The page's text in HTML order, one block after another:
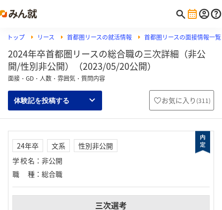
トップ リース 首都圏リースの就活情報 首都圏リースの面接情報一覧
2024年卒首都圏リースの総合職の三次詳細（非公
開/性別非公開）（2023/05/20公開）
面接・GD・人数・雰囲気・質問内容
体験記を投稿する お気に入り (311)
24年卒 文系
性別非公開
学校名 ： 非公開
職種 ： 総合職
三次選考